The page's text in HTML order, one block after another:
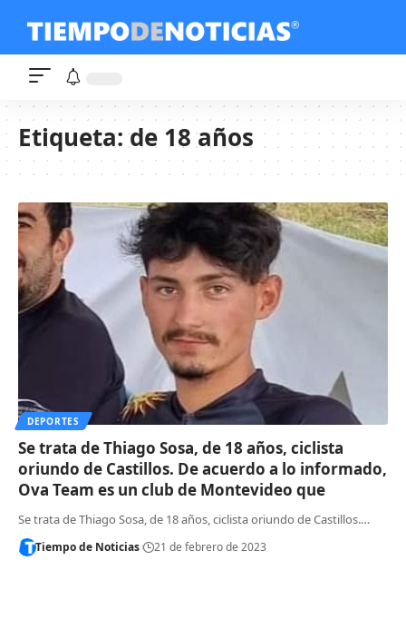
Etiqueta:de 18 años
DEPORTES
Se trata de Thiago Sosa, de 18 años, ciclista
oriundo de Castillos. De acuerdo a lo informado,
Ova Team es un club de Montevideo que
Se trata de Thiago Sosa, de 18 años, ciclista oriundo de Castillos.…
Tiempo de Noticias 21 de febrero de 2023